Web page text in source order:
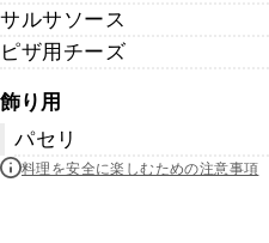
サルサソース
ピザ用チーズ
飾り用
パセリ
料理を安全に楽しむための注意事項